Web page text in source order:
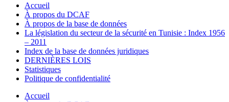
Accueil
À propos du DCAF
À propos de la base de données
La législation du secteur de la sécurité en Tunisie : Index 1956
– 2011
Index de la base de données juridiques
DERNIÈRES LOIS
Statistiques
Politique de confidentialité
Accueil